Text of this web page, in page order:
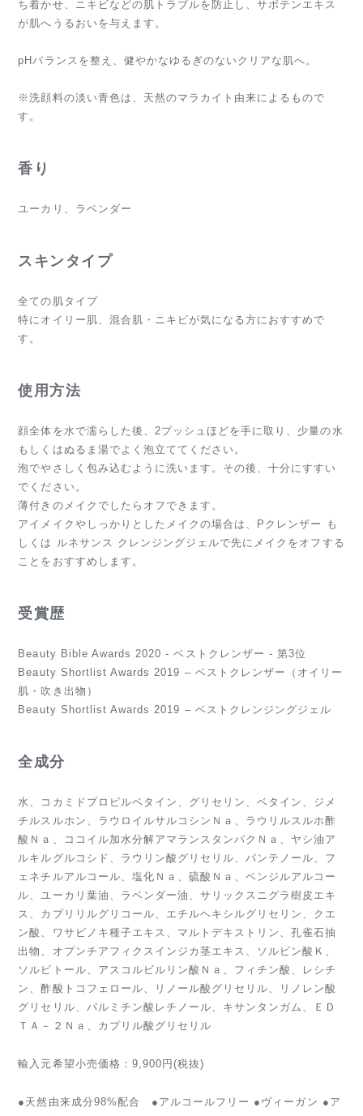
ち着かせ、ニキビなどの肌トラブルを防止し、サボテンエキス
が肌へうるおいを与えます。
pHバランスを整え、健やかなゆるぎのないクリアな肌へ。
※洗顔料の淡い青色は、天然のマラカイト由来によるもので
す。
香り
ユーカリ、ラベンダー
スキンタイプ
全ての肌タイプ
特にオイリー肌、混合肌・ニキビが気になる方におすすめで
す。
使用方法
顔全体を水で濡らした後、2プッシュほどを手に取り、少量の水
もしくはぬるま湯でよく泡立ててください。
泡でやさしく包み込むように洗います。その後、十分にすすい
でください。
薄付きのメイクでしたらオフできます。
アイメイクやしっかりとしたメイクの場合は、Pクレンザー も
しくは ルネサンス クレンジングジェルで先にメイクをオフする
ことをおすすめします。
受賞歴
Beauty Bible Awards 2020 - ベストクレンザー - 第3位
Beauty Shortlist Awards 2019 – ベストクレンザー（オイリー
肌・吹き出物）
Beauty Shortlist Awards 2019 – ベストクレンジングジェル
全成分
水、コカミドプロピルベタイン、グリセリン、ベタイン、ジメ
チルスルホン、ラウロイルサルコシンＮａ、ラウリルスルホ酢
酸Ｎａ、ココイル加水分解アマランスタンパクＮａ、ヤシ油ア
ルキルグルコシド、ラウリン酸グリセリル、パンテノール、フ
ェネチルアルコール、塩化Ｎａ、硫酸Ｎａ、ベンジルアルコー
ル、ユーカリ葉油、ラベンダー油、サリックスニグラ樹皮エキ
ス、カプリリルグリコール、エチルヘキシルグリセリン、クエ
ン酸、ワサビノキ種子エキス、マルトデキストリン、孔雀石抽
出物、オプンチアフィクスインジカ茎エキス、ソルビン酸Ｋ、
ソルビトール、アスコルビルリン酸Ｎａ、フィチン酸、レシチ
ン、酢酸トコフェロール、リノール酸グリセリル、リノレン酸
グリセリル、パルミチン酸レチノール、キサンタンガム、ＥＤ
ＴＡ－２Ｎａ、カプリル酸グリセリル
輸入元希望小売価格：9,900円(税抜)
●天然由来成分98%配合 ●アルコールフリー ●ヴィーガン ●ア